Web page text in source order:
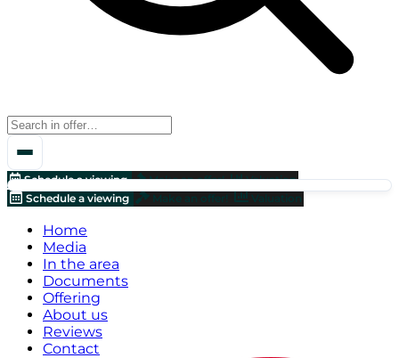
Schedule a viewing Make an offer!
Valuation
Schedule a viewing
Make an offer! Valuation
Home
Media
In the area
Documents
Offering
About us
Reviews
Contact